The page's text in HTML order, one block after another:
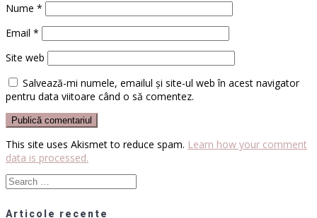
Nume *
Email *
Site web
Salvează-mi numele, emailul și site-ul web în acest navigator
pentru data viitoare când o să comentez.
This site uses Akismet to reduce spam. Learn how your comment
data is processed.
Search
for:
Articole recente